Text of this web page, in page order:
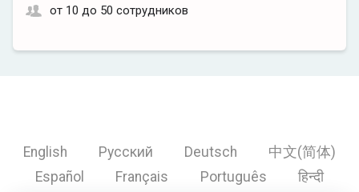
от 10 до 50 сотрудников
English Русский Deutsch
中文(简体)
Español
Français Português हिन्दी